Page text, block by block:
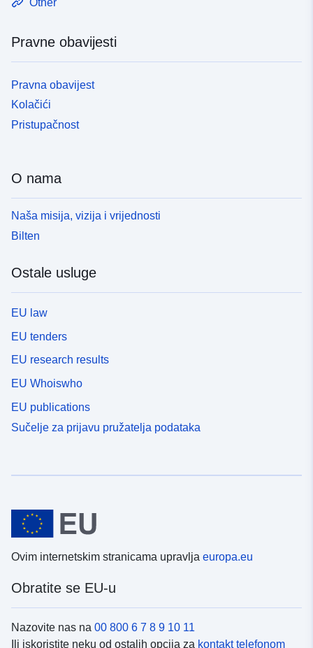
Pravne obavijesti
Pravna obavijest
Kolačići
Pristupačnost
O nama
Naša misija, vizija i vrijednosti
Bilten
Ostale usluge
EU law
EU tenders
EU research results
EU Whoiswho
EU publications
Sučelje za prijavu pružatelja podataka
Ovim internetskim stranicama upravlja europa.eu
Obratite se EU-u
Nazovite nas na 00 800 6 7 8 9 10 11
Ili iskoristite neku od ostalih opcija za kontakt telefonom